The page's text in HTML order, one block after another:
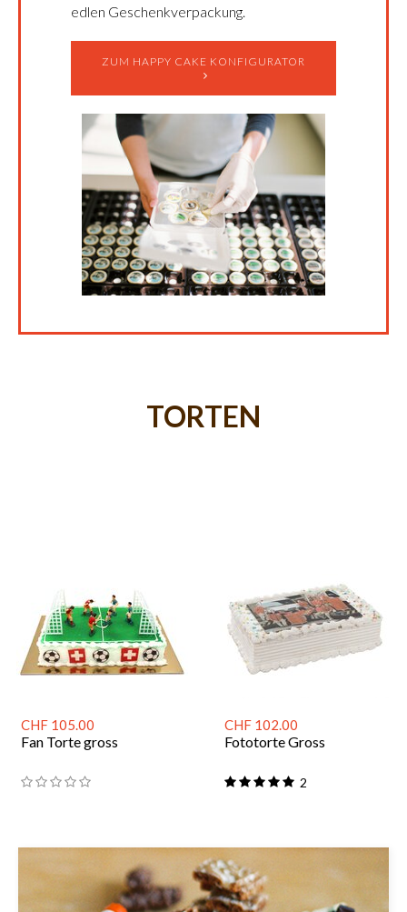
edlen Geschenkverpackung.
ZUM HAPPY CAKE KONFIGURATOR
TORTEN
CHF 105.00
Fan Torte gross
CHF 102.00
Fototorte Gross
2